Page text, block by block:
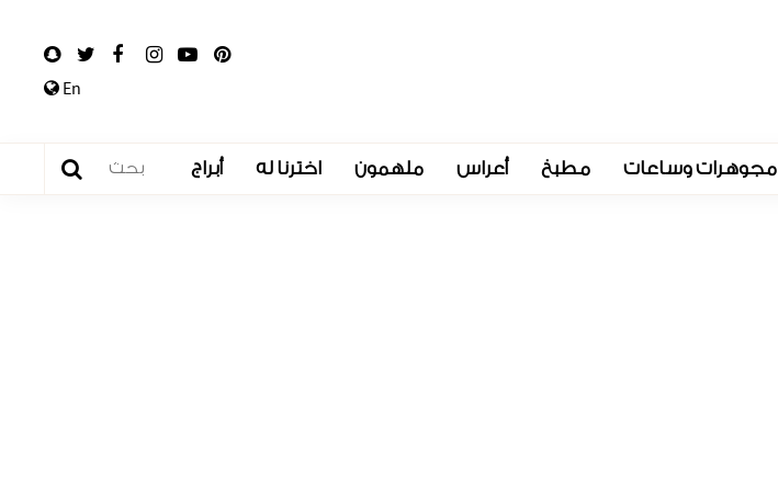
En
مجوهرات وساعات مطبخ أعراس ملهمون اخترنا له أبراج